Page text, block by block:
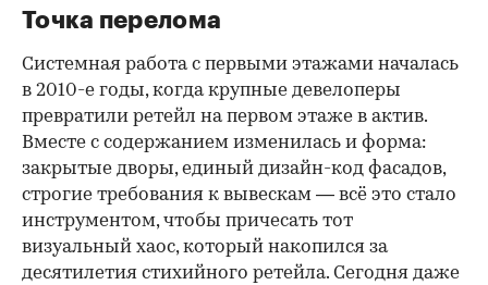
Точка перелома
Системная работа с первыми этажами началась
в 2010-е годы, когда крупные девелоперы
превратили ретейл на первом этаже в актив.
Вместе с содержанием изменилась и форма:
закрытые дворы, единый дизайн-код фасадов,
строгие требования к вывескам — всё это стало
инструментом, чтобы причесать тот
визуальный хаос, который накопился за
десятилетия стихийного ретейла. Сегодня даже